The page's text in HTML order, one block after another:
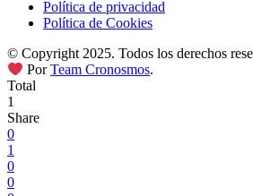
Política de privacidad
Política de Cookies
© Copyright 2025. Todos los derechos
PorTeam Cronosmos.
Total
1
Share
0
1
0
0